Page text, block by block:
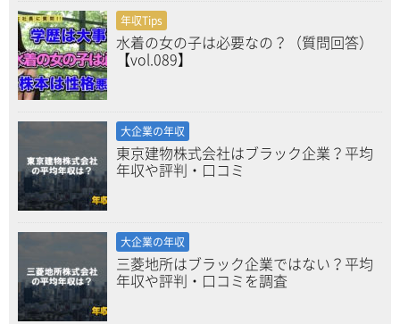
年収Tips
水着の女の子は必要なの？（質問回答）
【vol.089】
大企業の年収
東京建物株式会社はブラック企業？平均
年収や評判・口コミ
大企業の年収
三菱地所はブラック企業ではない？平均
年収や評判・口コミを調査